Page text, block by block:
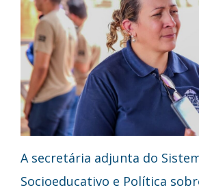
A secretária adjunta do
Socioeducativo e Política